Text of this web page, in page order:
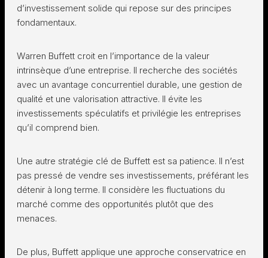
d’investissement solide qui repose sur des principes
fondamentaux.
Warren Buffett croit en l’importance de la valeur
intrinsèque d’une entreprise. Il recherche des sociétés
avec un avantage concurrentiel durable, une gestion de
qualité et une valorisation attractive. Il évite les
investissements spéculatifs et privilégie les entreprises
qu’il comprend bien.
Une autre stratégie clé de Buffett est sa patience. Il n’est
pas pressé de vendre ses investissements, préférant les
détenir à long terme. Il considère les fluctuations du
marché comme des opportunités plutôt que des
menaces.
De plus, Buffett applique une approche conservatrice en